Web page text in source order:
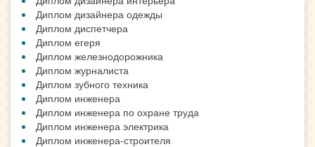
Диплом дизайнера одежды
Диплом диспетчера
Диплом егеря
Диплом железнодорожника
Диплом журналиста
Диплом зубного техника
Диплом инженера
Диплом инженера по охране труда
Диплом инженера электрика
Диплом инженера-строителя